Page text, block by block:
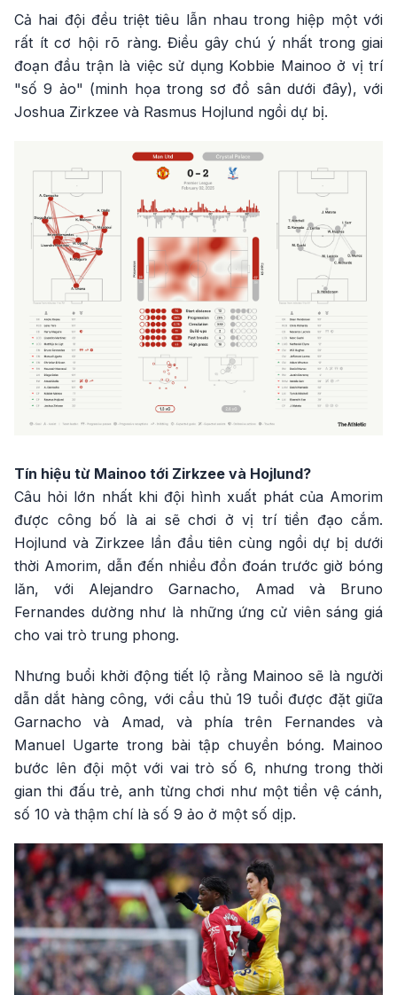
Cả hai đội đều triệt tiêu lẫn nhau trong hiệp một với
rất ít cơ hội rõ ràng. Điều gây chú ý nhất trong giai
đoạn đầu trận là việc sử dụng Kobbie Mainoo ở vị trí
"số 9 ảo" (minh họa trong sơ đồ sân dưới đây), với
Joshua Zirkzee và Rasmus Hojlund ngồi dự bị.
Tín hiệu từ Mainoo tới Zirkzee và Hojlund?
Câu hỏi lớn nhất khi đội hình xuất phát của Amorim
được công bố là ai sẽ chơi ở vị trí tiền đạo cắm.
Hojlund và Zirkzee lần đầu tiên cùng ngồi dự bị dưới
thời Amorim, dẫn đến nhiều đồn đoán trước giờ bóng
lăn, với Alejandro Garnacho, Amad và Bruno
Fernandes dường như là những ứng cử viên sáng giá
cho vai trò trung phong.
Nhưng buổi khởi động tiết lộ rằng Mainoo sẽ là người
dẫn dắt hàng công, với cầu thủ 19 tuổi được đặt giữa
Garnacho và Amad, và phía trên Fernandes và
Manuel Ugarte trong bài tập chuyền bóng. Mainoo
bước lên đội một với vai trò số 6, nhưng trong thời
gian thi đấu trẻ, anh từng chơi như một tiền vệ cánh,
số 10 và thậm chí là số 9 ảo ở một số dịp.